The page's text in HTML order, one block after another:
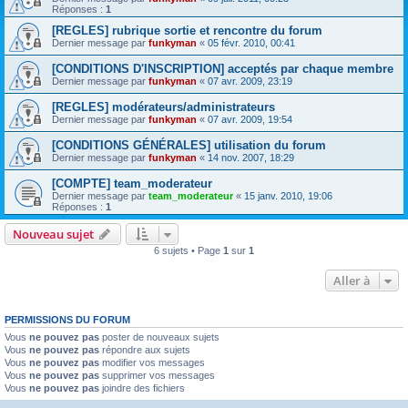
Réponses : 1
[REGLES] rubrique sortie et rencontre du forum
Dernier message par funkyman « 05 févr. 2010, 00:41
[CONDITIONS D'INSCRIPTION] acceptés par chaque membre
Dernier message par funkyman « 07 avr. 2009, 23:19
[REGLES] modérateurs/administrateurs
Dernier message par funkyman « 07 avr. 2009, 19:54
[CONDITIONS GÉNÉRALES] utilisation du forum
Dernier message par funkyman « 14 nov. 2007, 18:29
[COMPTE] team_moderateur
Dernier message par team_moderateur« 15 janv. 2010, 19:06
Réponses : 1
Nouveau sujet
6 sujets • Page 1 sur 1
Aller à
PERMISSIONS DU FORUM
Vous ne pouvez pas poster de nouveaux sujets
Vous ne pouvez pas répondre aux sujets
Vous ne pouvez pas modifier vos messages
Vous ne pouvez pas supprimer vos messages
Vous ne pouvez pas joindre des fichiers